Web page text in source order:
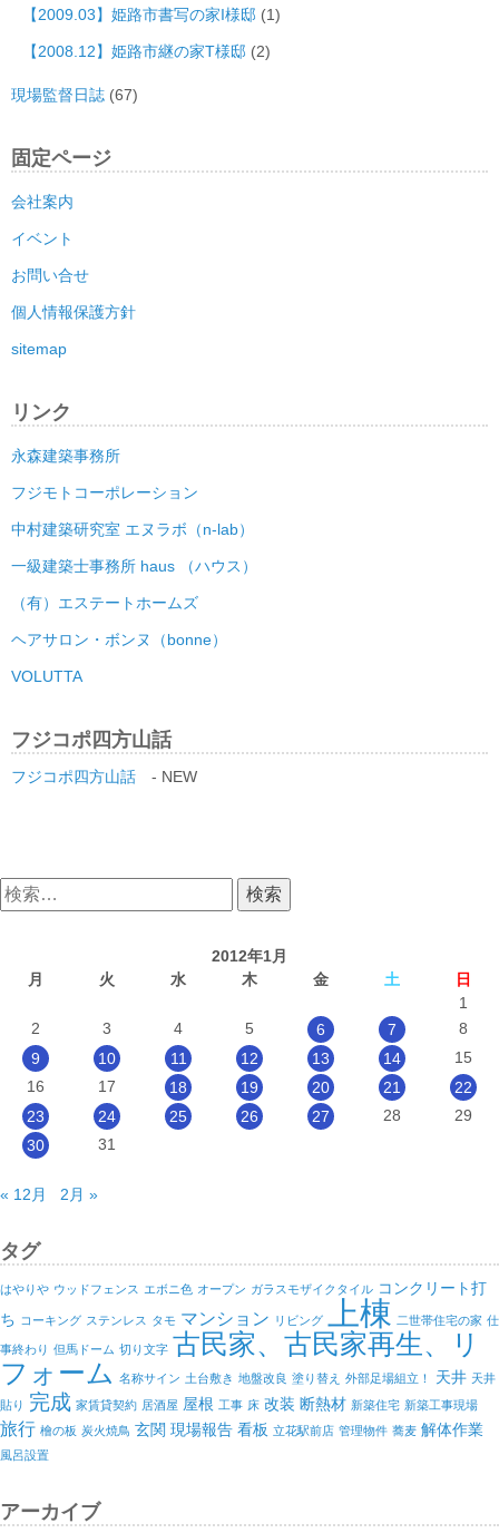
【2009.03】姫路市書写の家I様邸 (1)
【2008.12】姫路市継の家T様邸 (2)
現場監督日誌 (67)
固定ページ
会社案内
イベント
お問い合せ
個人情報保護方針
sitemap
リンク
永森建築事務所
フジモトコーポレーション
中村建築研究室 エヌラボ（n-lab）
一級建築士事務所 haus （ハウス）
（有）エステートホームズ
ヘアサロン・ボンヌ（bonne）
VOLUTTA
フジコポ四方山話
フジコポ四方山話 - NEW
検
索:
2012年1月
月
火 水 木 金 土
日
1
2
3 4 5 6 7
8
9
10 11 12 13 14
15
16
17 18 19 20 21
22
23
24 25 26 27 28
29
30
31
« 12月 2月 »
タグ
はやりや ウッドフェンス エボニ色 オープン ガラスモザイクタイル コンクリート打
ち コーキング ステンレス タモ マンション リビング 上棟 二世帯住宅の家 仕
事終わり 但馬ドーム 切り文字 古民家、古民家再生、リ
フォーム 名称サイン 土台敷き 地盤改良 塗り替え 外部足場組立！ 天井 天井
貼り 完成 家賃貸契約 居酒屋 屋根 工事 床 改装 断熱材 新築住宅 新築工事現場
旅行 檜の板 炭火焼鳥 玄関 現場報告 看板 立花駅前店 管理物件 蕎麦 解体作業
風呂設置
アーカイブ